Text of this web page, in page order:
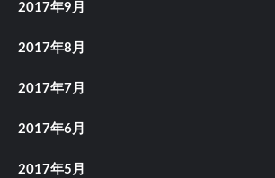
2017年9月
2017年8月
2017年7月
2017年6月
2017年5月